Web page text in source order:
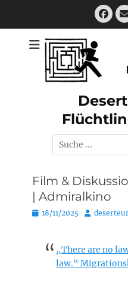
Suchen
nach:
Film &
| Admiralkino
Posted
18/11/2025 Autor
„There are no
law.“